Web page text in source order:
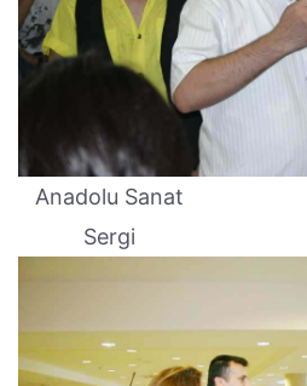
Anadolu Sanat
Sergi